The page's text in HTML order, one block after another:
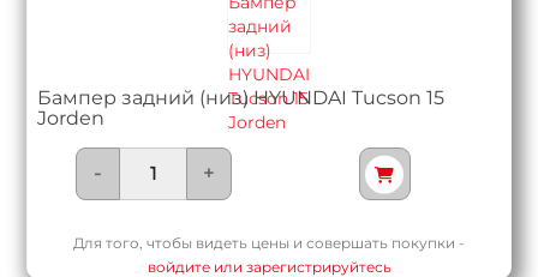
Бампер задний (низ) HYUNDAI Tucson 15
Jorden
- +
Для того, чтобы видеть цены и совершать покупки -
войдите или зарегистрируйтесь